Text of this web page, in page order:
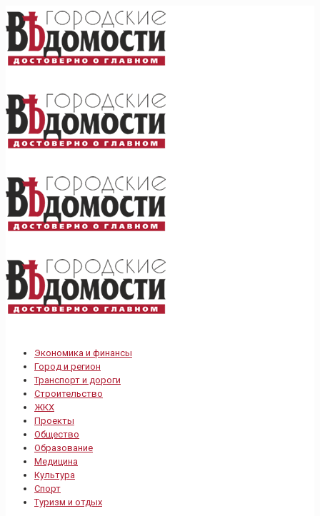
Экономика и финансы
Город и регион
Транспорт и дороги
Строительство
ЖКХ
Проекты
Общество
Образование
Медицина
Культура
Спорт
Туризм и отдых